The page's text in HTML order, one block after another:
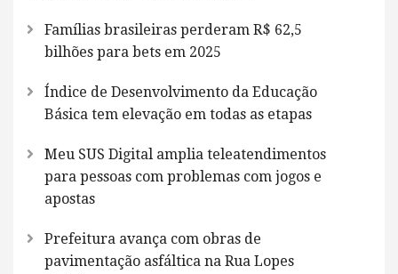
Famílias brasileiras perderam R$ 62,5
bilhões para bets em 2025
Índice de Desenvolvimento da Educação
Básica tem elevação em todas as etapas
Meu SUS Digital amplia teleatendimentos
para pessoas com problemas com jogos e
apostas
Prefeitura avança com obras de
pavimentação asfáltica na Rua Lopes